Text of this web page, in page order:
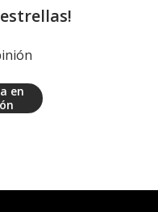
en